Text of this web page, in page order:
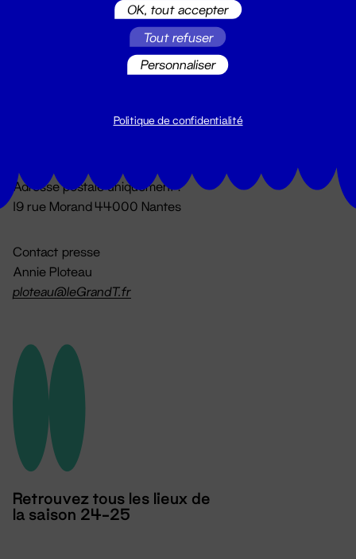
Du lundi au vendredi 14h → 18h
Adresse postale uniquement :
19 rue Morand 44000 Nantes
Contact presse
Annie Ploteau
ploteau@leGrandT.fr
Retrouvez tous les lieux de
la saison 24-25
OK, tout accepter
Tout refuser
Personnaliser
Politique de confidentialité